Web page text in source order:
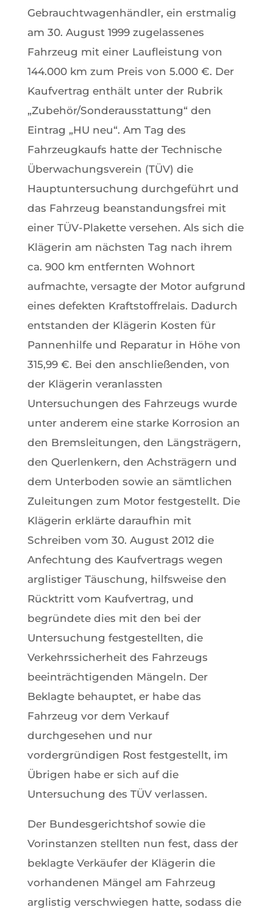
Gebrauchtwagenhändler, ein erstmalig
am 30. August 1999 zugelassenes
Fahrzeug mit einer Laufleistung von
144.000 km zum Preis von 5.000 €. Der
Kaufvertrag enthält unter der Rubrik
„Zubehör/Sonderausstattung“ den
Eintrag „HU neu“. Am Tag des
Fahrzeugkaufs hatte der Technische
Überwachungsverein (TÜV) die
Hauptuntersuchung durchgeführt und
das Fahrzeug beanstandungsfrei mit
einer TÜV-Plakette versehen. Als sich die
Klägerin am nächsten Tag nach ihrem
ca. 900 km entfernten Wohnort
aufmachte, versagte der Motor aufgrund
eines defekten Kraftstoffrelais. Dadurch
entstanden der Klägerin Kosten für
Pannenhilfe und Reparatur in Höhe von
315,99 €. Bei den anschließenden, von
der Klägerin veranlassten
Untersuchungen des Fahrzeugs wurde
unter anderem eine starke Korrosion an
den Bremsleitungen, den Längsträgern,
den Querlenkern, den Achsträgern und
dem Unterboden sowie an sämtlichen
Zuleitungen zum Motor festgestellt. Die
Klägerin erklärte daraufhin mit
Schreiben vom 30. August 2012 die
Anfechtung des Kaufvertrags wegen
arglistiger Täuschung, hilfsweise den
Rücktritt vom Kaufvertrag, und
begründete dies mit den bei der
Untersuchung festgestellten, die
Verkehrssicherheit des Fahrzeugs
beeinträchtigenden Mängeln. Der
Beklagte behauptet, er habe das
Fahrzeug vor dem Verkauf
durchgesehen und nur
vordergründigen Rost festgestellt, im
Übrigen habe er sich auf die
Untersuchung des TÜV verlassen.
Der Bundesgerichtshof sowie die
Vorinstanzen stellten nun fest, dass der
beklagte Verkäufer der Klägerin die
vorhandenen Mängel am Fahrzeug
arglistig verschwiegen hatte, sodass die